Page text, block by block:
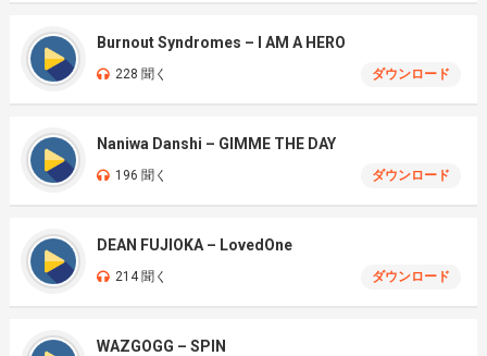
Burnout Syndromes – I AM A HERO
228 聞く ダウンロード
Naniwa Danshi – GIMME THE DAY
196 聞く ダウンロード
DEAN FUJIOKA – LovedOne
214 聞く ダウンロード
WAZGOGG – SPIN